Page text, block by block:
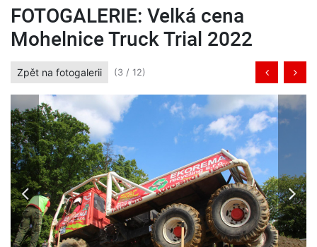
FOTOGALERIE: Velká cena
Mohelnice Truck Trial 2022
Zpět na fotogalerii (3 / 12)